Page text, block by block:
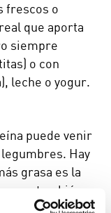
frescos o
que aporta
siempre
o con
leche o yogur.
puede venir
Hay
grasa es la
también
bastaría con